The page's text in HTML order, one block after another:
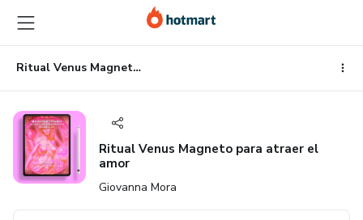
contenido
principal
la
página
de
pie
página
Ritual Venus Magneto para atraer el amor
Ritual Venus Magneto para atraer el
amor
Giovanna Mora